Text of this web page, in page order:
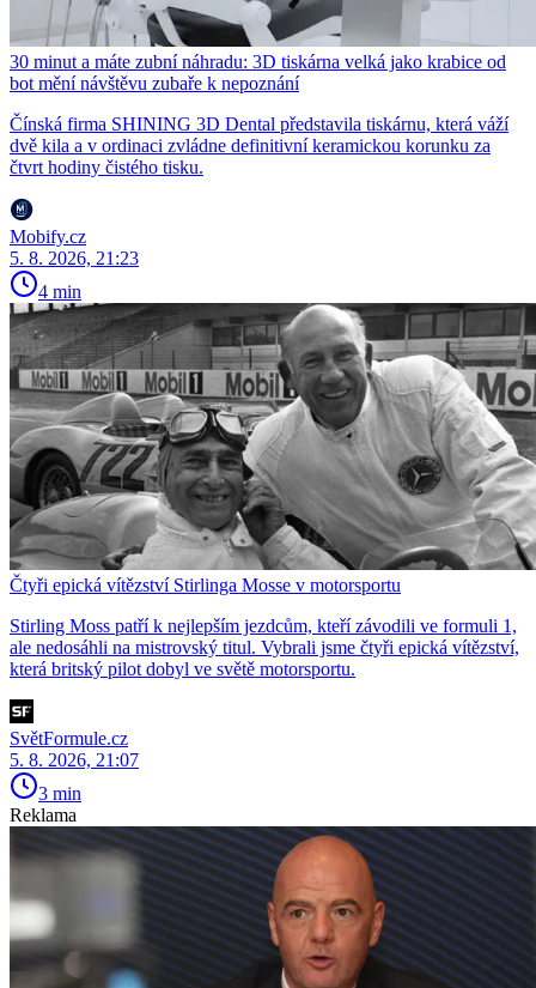
30 minut a máte zubní náhradu: 3D tiskárna velká jako krabice od
bot mění návštěvu zubaře k nepoznání
Čínská firma SHINING 3D Dental představila tiskárnu, která váží
dvě kila a v ordinaci zvládne definitivní keramickou korunku za
čtvrt hodiny čistého tisku.
Mobify.cz
5. 8. 2026, 21:23
4 min
Čtyři epická vítězství Stirlinga Mosse v motorsportu
Stirling Moss patří k nejlepším jezdcům, kteří závodili ve formuli 1,
ale nedosáhli na mistrovský titul. Vybrali jsme čtyři epická vítězství,
která britský pilot dobyl ve světě motorsportu.
SvětFormule.cz
5. 8. 2026, 21:07
3 min
Reklama